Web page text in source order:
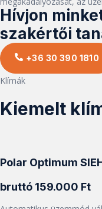
Hívjon
szakértői
+36 30 390 1810
Klímák
Kiemelt
Polar Optimum
bruttó 159.000 Ft